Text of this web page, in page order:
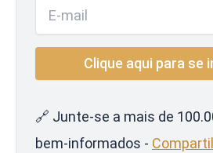
🔗 Junte-se a mais de
bem-informados -